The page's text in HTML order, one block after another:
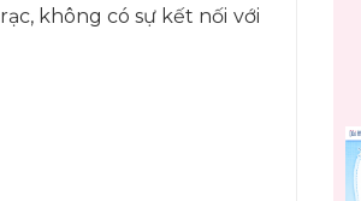
không có sự kết nối với